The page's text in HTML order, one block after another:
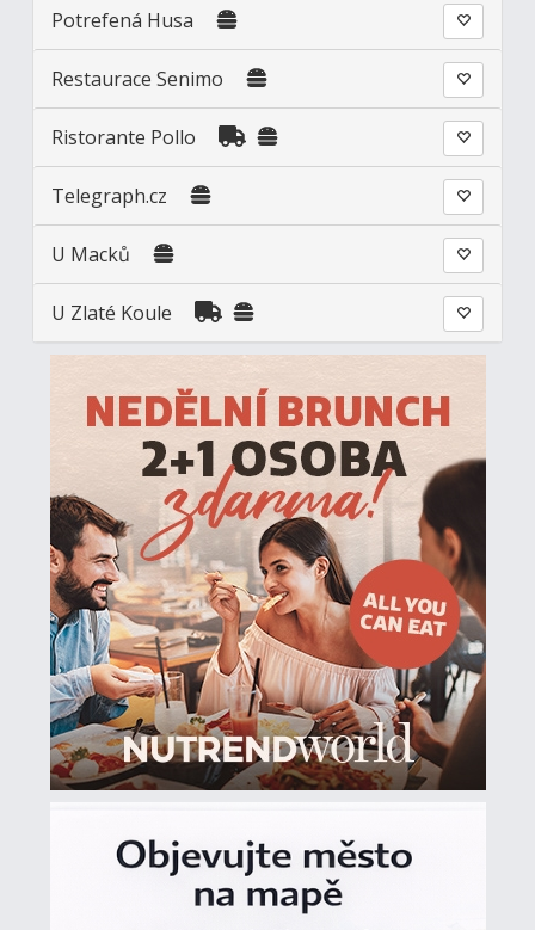
Potrefená Husa
Restaurace Senimo
Ristorante Pollo
Telegraph.cz
U Macků
U Zlaté Koule